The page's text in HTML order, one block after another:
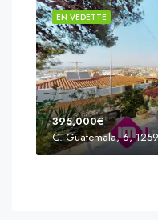
EN VEDETTE
395,000€